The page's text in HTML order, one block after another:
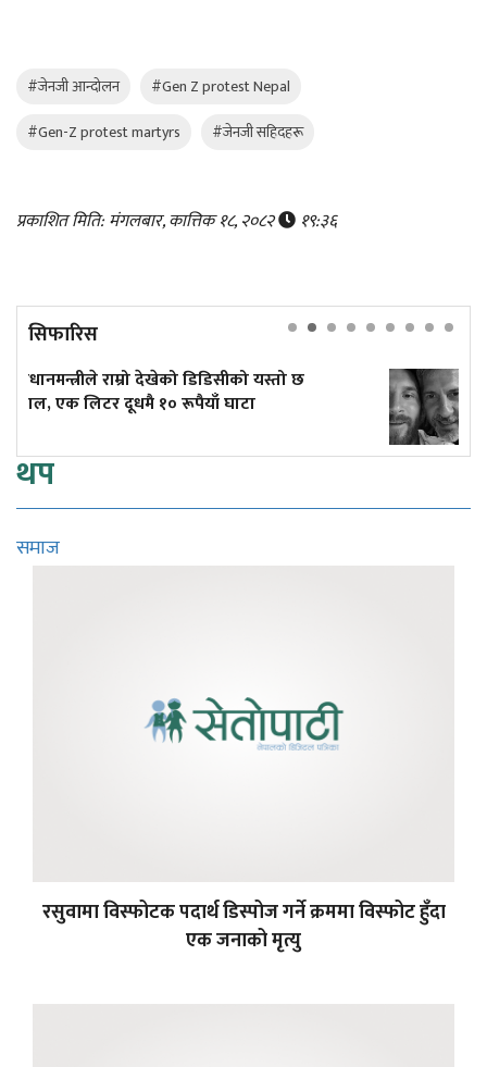
#जेनजी आन्दोलन
#Gen Z protest Nepal
#Gen-Z protest martyrs
#जेनजी सहिदहरू
प्रकाशित मिति: मंगलबार, कात्तिक १८, २०८२ १९:३६
सिफारिस
छ मेसीलाई 'लिजेन्ड' बनाउने पिता
थप
समाज
रसुवामा विस्फोटक पदार्थ डिस्पोज गर्ने क्रममा विस्फोट हुँदा
एक जनाको मृत्यु